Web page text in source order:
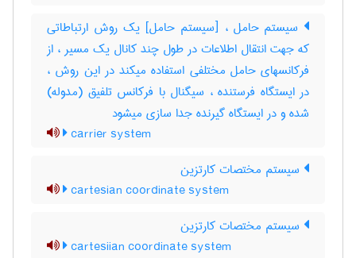
سیستم حامل ، [سیستم حامل] یک روش ارتباطاتی
که جهت انتقال اطلاعات در طول چند کانال یک مسیر ، از
فرکانسهای حامل مختلفی استفاده میکند در این روش ،
در ایستگاه فرستنده ، سیگنال با فرکانس تلفیق (مدوله)
شده و در ایستگاه گیرنده جدا سازی میشود
carrier system
سیستم مختصات کارتزین
cartesian coordinate system
سیستم مختصات کارتزین
cartesiian coordinate system